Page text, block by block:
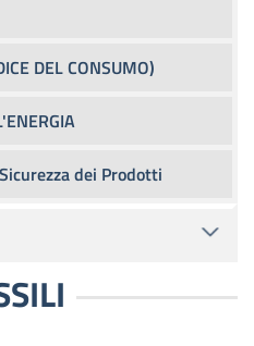
DEL CONSUMO)
dei Prodotti